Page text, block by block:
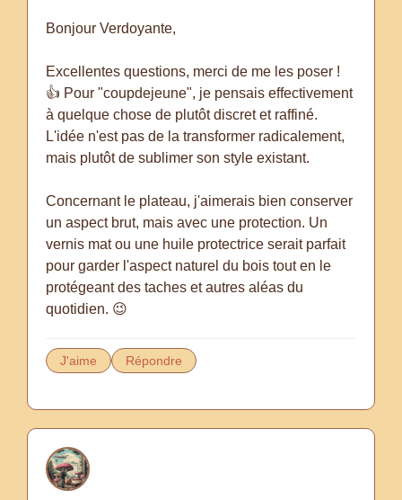
Bonjour Verdoyante,
Excellentes questions, merci de me les poser !
👍 Pour "coupdejeune", je pensais effectivement
à quelque chose de plutôt discret et raffiné.
L'idée n'est pas de la transformer radicalement,
mais plutôt de sublimer son style existant.
Concernant le plateau, j'aimerais bien conserver
un aspect brut, mais avec une protection. Un
vernis mat ou une huile protectrice serait parfait
pour garder l'aspect naturel du bois tout en le
protégeant des taches et autres aléas du
quotidien. 😉
J'aime Répondre